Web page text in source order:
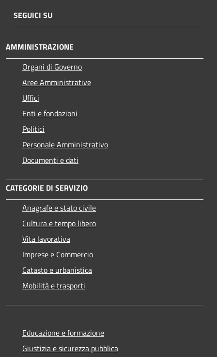
SEGUICI SU
AMMINISTRAZIONE
Organi di Governo
Aree Amministrative
Uffici
Enti e fondazioni
Politici
Personale Amministrativo
Documenti e dati
CATEGORIE DI SERVIZIO
Anagrafe e stato civile
Cultura e tempo libero
Vita lavorativa
Imprese e Commercio
Catasto e urbanistica
Mobilità e trasporti
Educazione e formazione
Giustizia e sicurezza pubblica